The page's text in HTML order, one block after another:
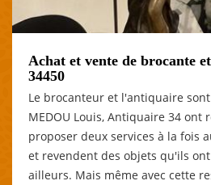
Achat et vente de brocante
34450
Le brocanteur et l'antiquaire
MEDOU Louis, Antiquaire 34 ont
proposer deux services à la fois
et revendent des objets qu'ils
ailleurs. Mais même avec cette